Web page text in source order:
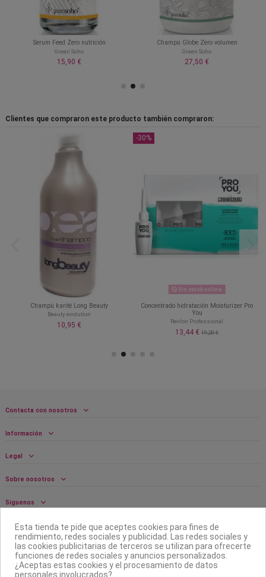
Serum Feed Zero nutrición
Green Soho
15,90 €
Champú Globe Zero volumen
Green Soho
27,50 €
Clientes que compraron este producto también compraron:
Champú karité Long Beauty
Beauty evolution
10,95 €
-30%
Sin stock online
Concentrado hidratación Moisturizer Pro
You
Revlon Professional
13,44 € 19,20 €
Contacta con nosotros
Información
Legal
Sobre nosotros
Síguenos
Boletín
Esta tienda te pide que aceptes cookies para fines de
rendimiento, redes sociales y publicidad. Las redes sociales y
las cookies publicitarias de terceros se utilizan para ofrecerte
funciones de redes sociales y anuncios personalizados.
¿Aceptas estas cookies y el procesamiento de datos
personales involucrados?